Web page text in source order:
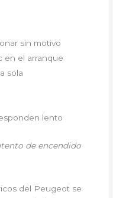
sin motivo
en el arranque
sola
lento
de encendido
del Peugeot se